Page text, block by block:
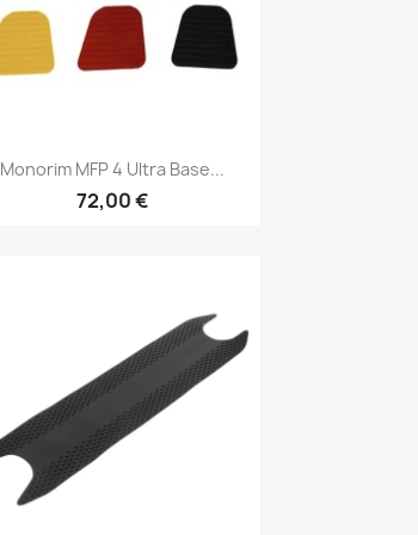
Vista rápida
Monorim MFP 4 Ultra Base...
72,00 €